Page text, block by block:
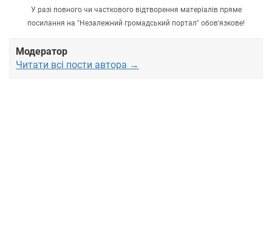
У разі повного чи часткового відтворення матеріалів пряме
посилання на "Незалежний громадський портал" обов'язкове!
Модератор
Читати всі пости автора →